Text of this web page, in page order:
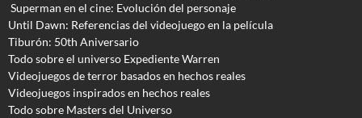
Superman en el cine: Evolución del personaje
Until Dawn: Referencias del videojuego en la película
Tiburón: 50th Aniversario
Todo sobre el universo Expediente Warren
Videojuegos de terror basados en hechos reales
Videojuegos inspirados en hechos reales
Todo sobre Masters del Universo